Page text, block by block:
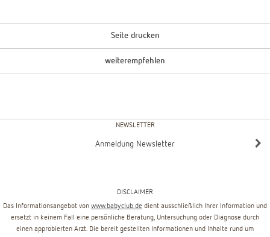
Seite drucken
weiterempfehlen
NEWSLETTER
Anmeldung Newsletter
DISCLAIMER
Das Informationsangebot von www.babyclub.de dient ausschließlich Ihrer Information und
ersetzt in keinem Fall eine persönliche Beratung, Untersuchung oder Diagnose durch
einen approbierten Arzt. Die bereit gestellten Informationen und Inhalte rund um